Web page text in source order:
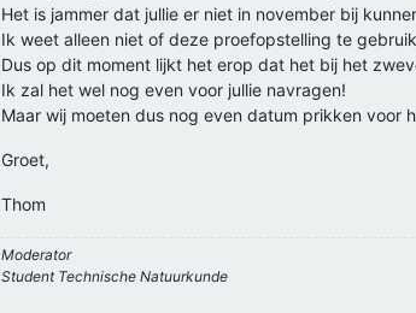
Het is jammer dat jullie er niet in november bij
Ik weet alleen niet of deze proefopstelling te
Dus op dit moment lijkt het erop dat het bij het
Ik zal het wel nog even voor jullie navragen!
Maar wij moeten dus nog even datum prikken voor
Groet,
Thom
Moderator
Student Technische Natuurkunde